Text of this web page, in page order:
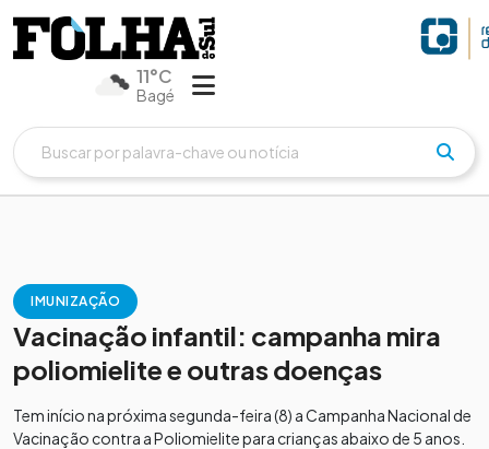
11°C
Bagé
IMUNIZAÇÃO
Vacinação infantil: campanha mira
poliomielite e outras doenças
Tem início na próxima segunda-feira (8) a Campanha Nacional de
Vacinação contra a Poliomielite para crianças abaixo de 5 anos.